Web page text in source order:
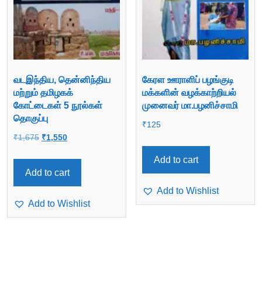
வடஇந்திய, தென்னிந்திய
மற்றும் தமிழகக்
கோட்டைகள் 5 நூல்கள்
தொகுப்பு
₹1,675 Original
was:
₹1,675.
₹1,550Current
is:
₹1,550.
Add to cart
Add to Wishlist
கேரள ஊராளிப் பழங்குடி
மக்களின் வழக்காற்றியல்
முனைவர் மா.பழனிச்சாமி
₹125
Add to cart
Add to Wishlist